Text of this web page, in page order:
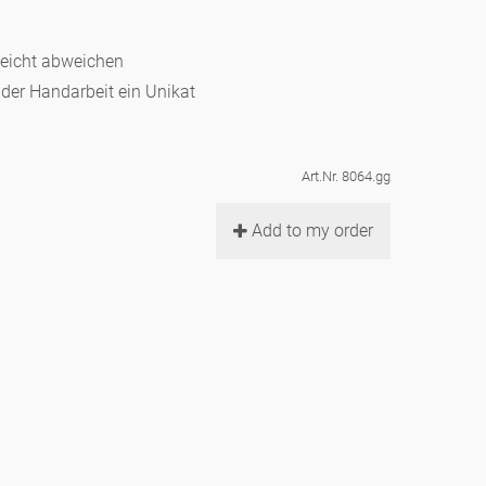
abweichen
Handarbeit ein Unikat
Art.Nr. 8064.gg
Add to my order